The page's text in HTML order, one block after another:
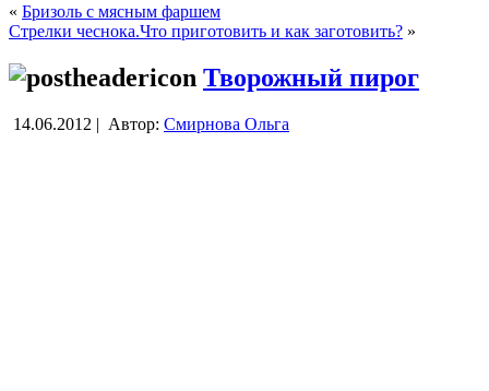
« Бризоль с мясным фаршем
Стрелки чеснока.Что приготовить и как заготовить? »
Творожный пирог
14.06.2012 | Автор: Смирнова Ольга